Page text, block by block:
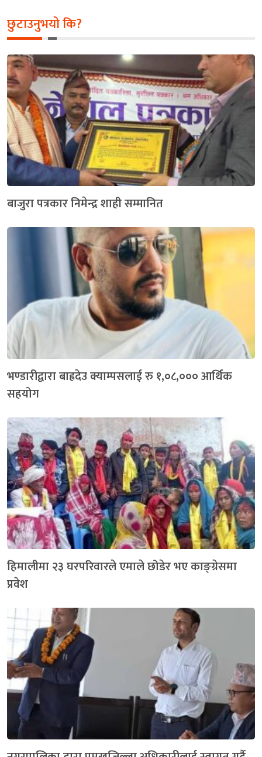
छुटाउनुभयो कि?
बाजुरा पत्रकार निमेन्द्र शाही सम्मानित
भण्डारीद्वारा बाह्रदेउ क्याम्पसलाई रु १,०८,००० आर्थिक
सहयोग
हिमालीमा २३ घरपरिवारले एमाले छोडेर भए काङ्ग्रेसमा
प्रवेश